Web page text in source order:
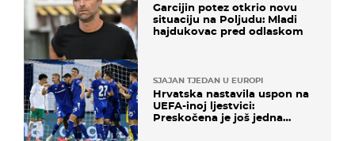
Garcijin potez otkrio novu
situaciju na Poljudu: Mladi
hajdukovac pred odlaskom
SJAJAN TJEDAN U EUROPI
Hrvatska nastavila uspon na
UEFA-inoj ljestvici:
Preskočena je još jedna